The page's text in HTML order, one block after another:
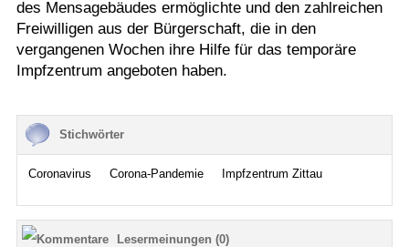
des Mensagebäudes ermöglichte und den zahlreichen
Freiwilligen aus der Bürgerschaft, die in den
vergangenen Wochen ihre Hilfe für das temporäre
Impfzentrum angeboten haben.
Stichwörter
Coronavirus Corona-Pandemie Impfzentrum Zittau
Lesermeinungen (0)